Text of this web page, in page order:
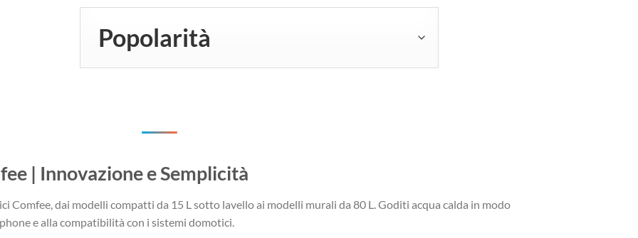
| Innovazione e Semplicità
Comfee, dai modelli compatti da 15 L sotto lavello ai modelli murali da 80 L. Goditi acqua calda in modo
e alla compatibilità con i sistemi domotici.